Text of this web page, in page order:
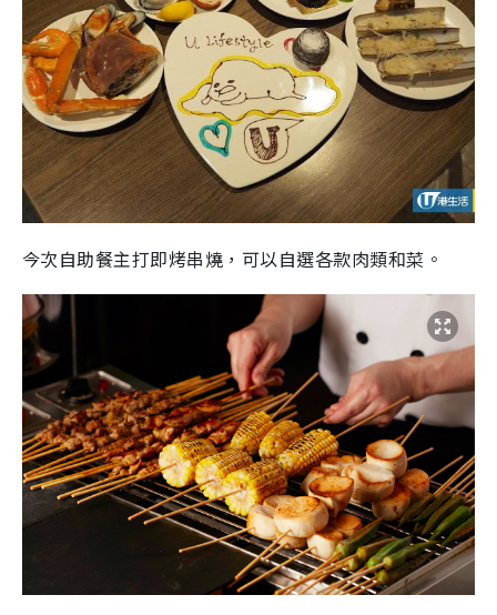
今次自助餐主打即烤串燒，可以自選各款肉類和菜。